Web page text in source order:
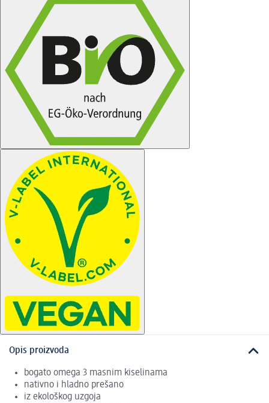
Opis proizvoda
bogato omega 3 masnim kiselinama
nativno i hladno prešano
iz ekološkog uzgoja